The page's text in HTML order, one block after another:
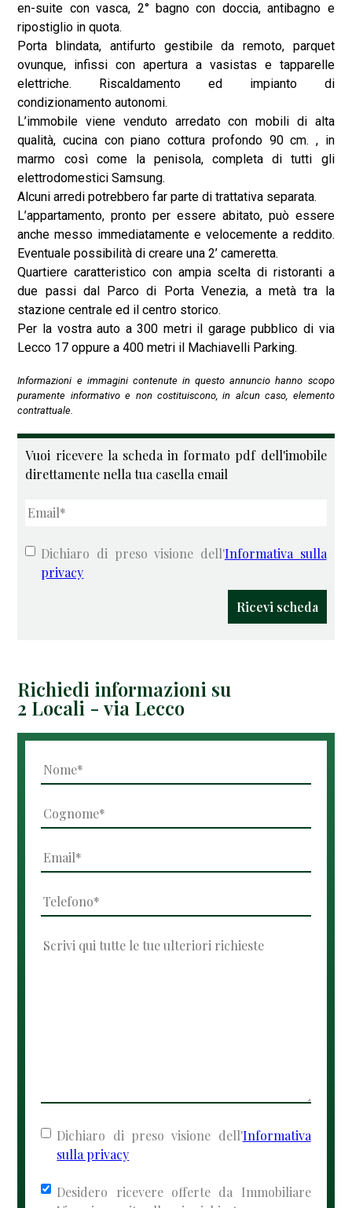
en-suite con vasca, 2° bagno con doccia, antibagno e
ripostiglio in quota.
Porta blindata, antifurto gestibile da remoto, parquet
ovunque, infissi con apertura a vasistas e tapparelle
elettriche. Riscaldamento ed impianto di
condizionamento autonomi.
L’immobile viene venduto arredato con mobili di alta
qualità, cucina con piano cottura profondo 90 cm. , in
marmo così come la penisola, completa di tutti gli
elettrodomestici Samsung.
Alcuni arredi potrebbero far parte di trattativa separata.
L’appartamento, pronto per essere abitato, può essere
anche messo immediatamente e velocemente a reddito.
Eventuale possibilità di creare una 2’ cameretta.
Quartiere caratteristico con ampia scelta di ristoranti a
due passi dal Parco di Porta Venezia, a metà tra la
stazione centrale ed il centro storico.
Per la vostra auto a 300 metri il garage pubblico di via
Lecco 17 oppure a 400 metri il Machiavelli Parking.
Informazioni e immagini contenute in questo annuncio hanno scopo
puramente informativo e non costituiscono, in alcun caso, elemento
contrattuale.
Vuoi ricevere la scheda in formato pdf dell'imobile
direttamente nella tua casella email
Dichiaro di preso visione dell'Informativa sulla
privacy
Ricevi scheda
Richiedi informazioni su
2 Locali - via Lecco
Dichiaro di preso visione dell'Informativa
sulla privacy
Desidero ricevere offerte da Immobiliare